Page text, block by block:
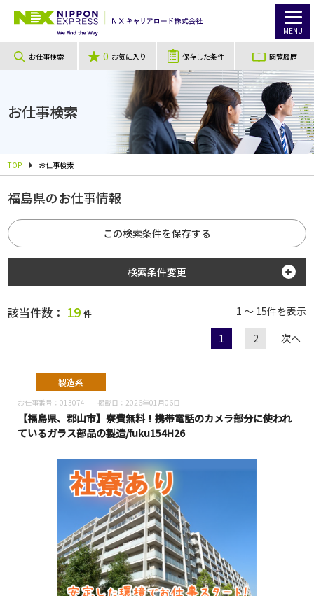
MENU
お仕事検索 0 お気に入り 保存した条件 閲覧履歴
お仕事検索
TOP お仕事検索
該当件数： 19 件
1 ～ 15件を表示
1
2 次へ
製造系
お仕事番号：013074 掲載日： 2026年01月06日
【福島県、郡山市】寮費無料！携帯電話のカメラ部分に使われ
ているガラス部品の製造/fuku154H26
福島県のお仕事情報
この検索条件を保存する
検索条件変更
給与
一般派遣
契約社員
パート・アルバイト
正社員
無期雇用派遣
こだわり